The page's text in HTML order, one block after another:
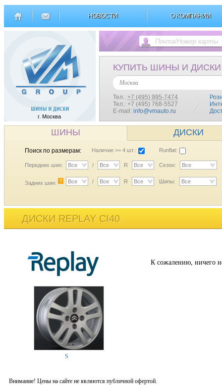
НОВОСТИ О КОМПАНИИ
г. Москва
КУПИТЬ ШИНЫ И ДИСКИ
Москва
Тел.: +7 (495) 995-7474
Тел.: +7 (495) 768-5527
E-mail: info@vmauto.ru
ШИНЫ ДИСКИ
Поиск по размерам: Наличие >= 4 шт.: Runflat:
Передних шин: Все / Все R Все Сезон: Все
Задних шин: ? Все / Все R Все Шипы: Все
ДИСКИ REPLAY CI40
S
К сожалению, ничего
Внимание! Цены на сайте не являются публичной офертой.